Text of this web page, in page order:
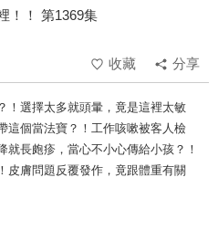
！！ 第1369集
收藏
分享
！選擇太多就頭暈，竟是這裡太敏
這個當法寶？！工作咳嗽被客人檢
長皰疹，當心不小心傳給小孩？！
皮膚問題反覆發作，竟跟體重有關